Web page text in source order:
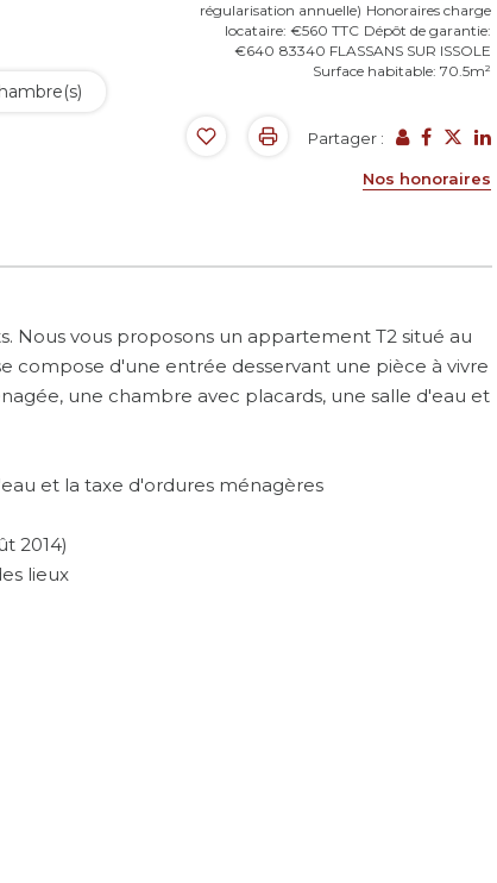
régularisation annuelle) Honoraires charge
locataire: €560 TTC Dépôt de garantie:
€640 83340 FLASSANS SUR ISSOLE
Surface habitable: 70.5m²
Partager :
Nos honoraires
Nous vous proposons un appartement T2 situé au
compose d'une entrée desservant une pièce à vivre
une chambre avec placards, une salle d'eau et
et la taxe d'ordures ménagères
2014)
lieux